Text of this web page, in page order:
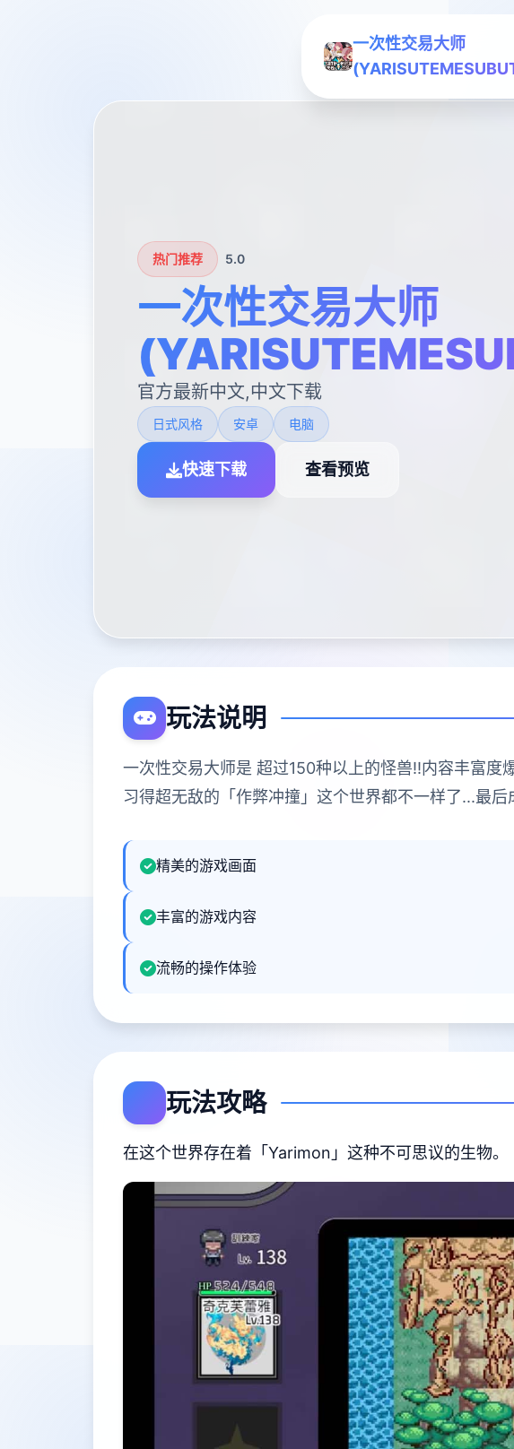
一次性交易大师
热门推荐 5.0
一次性交易大师
官方最新中文,中文下载
日式风格 安卓 电脑
快速下载 查看预览
玩法说明
一次性交易大师是 超过150种以上的怪兽!!内容丰富
习得超无敌的「作弊冲撞」这个世界都不一样了...最后
精美的游戏画面
丰富的游戏内容
流畅的操作体验
玩法攻略
在这个世界存在着「Yarimon」这种不可思议的生物。